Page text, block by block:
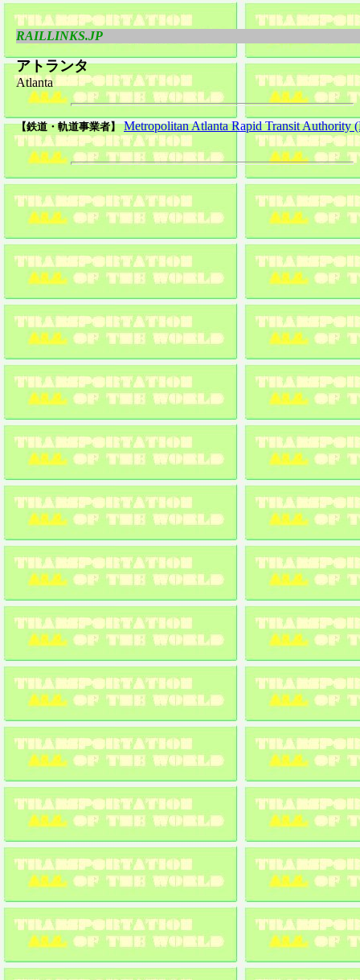
RAILLINKS.JP
アトランタ
Atlanta
【鉄道・軌道事業者】 Metropolitan Atlanta Rapid Transit Authority